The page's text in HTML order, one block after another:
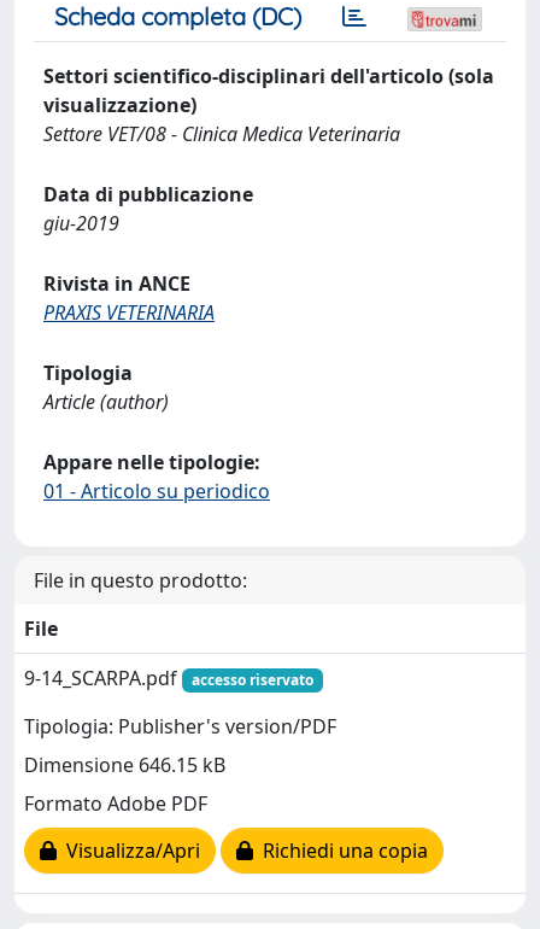
Scheda completa (DC)
Settori scientifico-disciplinari dell'articolo (sola
visualizzazione)
Settore VET/08 - Clinica Medica Veterinaria
Data di pubblicazione
giu-2019
Rivista in ANCE
PRAXIS VETERINARIA
Tipologia
Article (author)
Appare nelle tipologie:
01 - Articolo su periodico
File in questo prodotto:
File
9-14_SCARPA.pdf
accesso riservato
Tipologia: Publisher's version/PDF
Dimensione 646.15 kB
Formato Adobe PDF
Visualizza/Apri
Richiedi una copia